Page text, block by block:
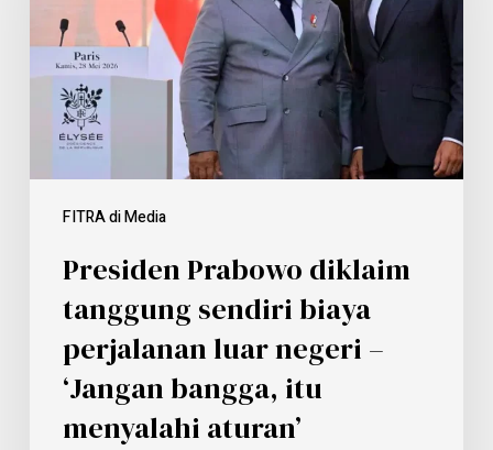
FITRA di Media
Presiden Prabowo diklaim
tanggung sendiri biaya
perjalanan luar negeri –
‘Jangan bangga, itu
menyalahi aturan’